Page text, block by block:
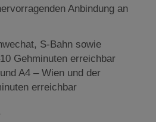
Anbindung an
S-Bahn sowie
Gehminuten erreichbar
A4 – Wien und der
erreichbar